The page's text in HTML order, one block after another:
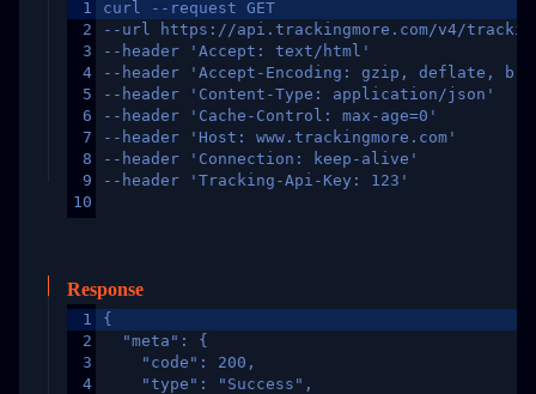
1
2
3
4
5
6
7
8
9
10
curl --request GET
--url https://api.trackingmore.com/v4/trackings/
--header 'Accept: text/html'
--header 'Accept-Encoding: gzip, deflate,
--header 'Content-Type: application/json'
--header 'Cache-Control: max-age=0'
--header 'Host: www.trackingmore.com'
--header 'Connection: keep-alive'
--header 'Tracking-Api-Key: 123'
Response
1
2
3
4
{
  "meta": {
    "code": 200,
    "type": "Success",